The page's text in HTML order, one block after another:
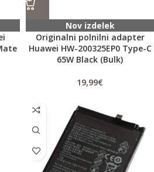
Nov izdelek
Originalni polnilni adapter
Huawei HW-200325EP0 Type-C
65W Black (Bulk)
19,99€